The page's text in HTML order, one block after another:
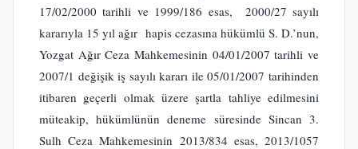
Hukuk Alanı
Ceza Hukuku
17/02/2000 tarihli ve 1999/186 esas, 2000/27 sayılı
kararıyla 15 yıl ağır hapis cezasına hükümlü S. D.’nun,
Yozgat Ağır Ceza Mahkemesinin 04/01/2007 tarihli ve
2007/1 değişik iş sayılı kararı ile 05/01/2007 tarihinden
itibaren geçerli olmak üzere şartla tahliye edilmesini
müteakip, hükümlünün deneme süresinde Sincan 3.
Sulh Ceza Mahkemesinin 2013/834 esas, 2013/1057